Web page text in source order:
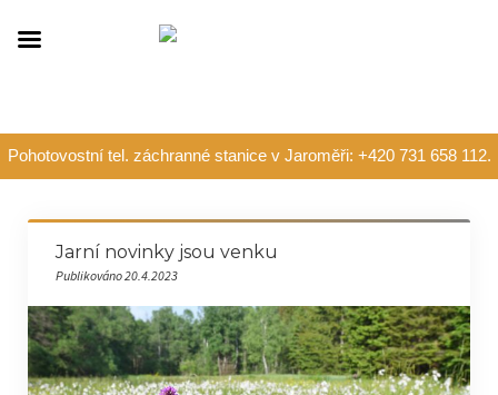
Pohotovostní tel. záchranné stanice v Jaroměři: +420 731 658 112.
Jarní novinky jsou venku
Publikováno 20.4.2023